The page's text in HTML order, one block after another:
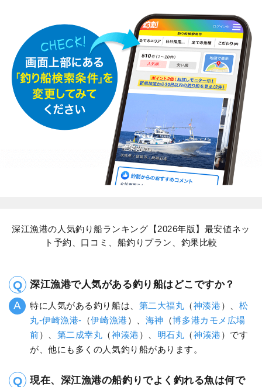
深江漁港の人気釣り船ランキング【2026年版】最安値ネッ
ト予約、口コミ、船釣りプラン、釣果比較
深江漁港で人気がある釣り船はどこですか？
特に人気がある釣り船は、 第二大福丸 （神湊港 ）、 松
丸-伊崎漁港- （伊崎漁港 ）、 海神 （博多港カモメ広場
前）、 第二成幸丸 （神湊港 ）、 明石丸 （神湊港 ）です
が、他にも多くの人気釣り船があります。
現在、深江漁港の船釣りでよく釣れる魚は何で